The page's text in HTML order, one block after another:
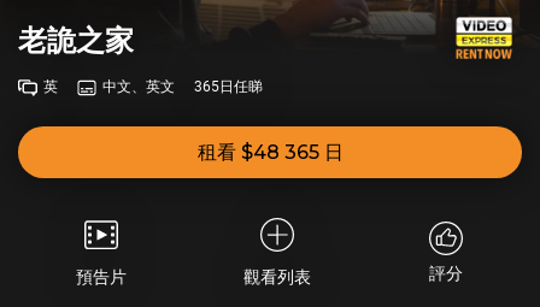
老詭之家
英 中文、英文 365日任睇
租看 $48 365 日
預告片 觀看列表 評分